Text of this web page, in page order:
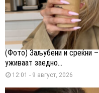
(Фото) Заљубени и среќни –
уживаат заедно...
12:01 - 9 август, 2026